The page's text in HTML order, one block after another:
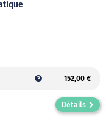
152,00 €
Détails